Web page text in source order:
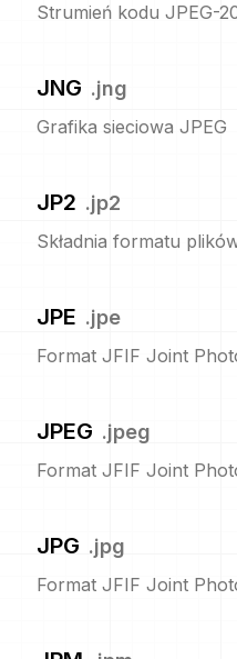
Strumień kodu JPEG-
JNG .jng
Grafika sieciowa JPEG
JP2 .jp2
Składnia formatu
JPE .jpe
Format JFIF Joint
JPEG .jpeg
Format JFIF Joint
JPG .jpg
Format JFIF Joint